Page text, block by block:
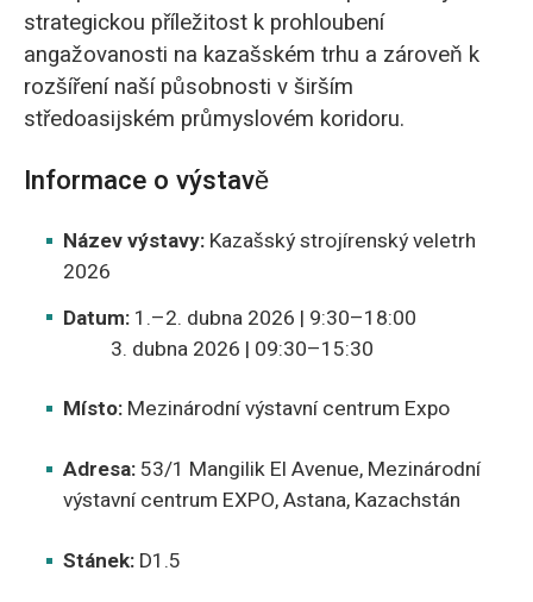
strategickou příležitost k prohloubení
angažovanosti na kazašském trhu a zároveň k
rozšíření naší působnosti v širším
středoasijském průmyslovém koridoru.
Informace o výstavě
Název výstavy: Kazašský strojírenský veletrh
2026
Datum: 1.–2. dubna 2026 | 9:30–18:00
3. dubna 2026 | 09:30–15:30
Místo: Mezinárodní výstavní centrum Expo
Adresa: 53/1 Mangilik El Avenue, Mezinárodní
výstavní centrum EXPO, Astana, Kazachstán
Stánek: D1.5